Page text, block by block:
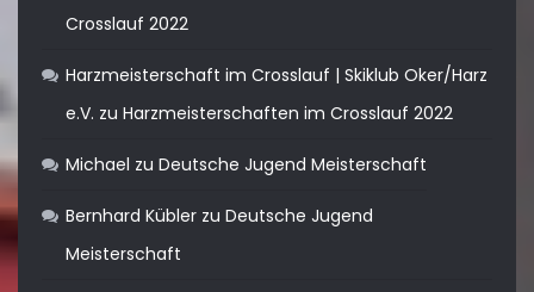
Crosslauf 2022
Harzmeisterschaft im Crosslauf | Skiklub Oker/Harz
e.V. zuHarzmeisterschaften im Crosslauf 2022
Michael zuDeutsche Jugend Meisterschaft
Bernhard Kübler zuDeutsche Jugend
Meisterschaft